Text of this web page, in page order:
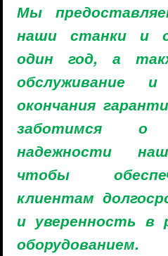
Мы
наши станки и
один год, а
обслуживание
окончания
заботимся
надежности
чтобы
клиентам
и уверенность
оборудованием.